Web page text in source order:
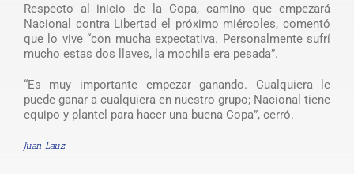
Respecto al inicio de la Copa, camino que empezará
Nacional contra Libertad el próximo miércoles, comentó
que lo vive “con mucha expectativa. Personalmente sufrí
mucho estas dos llaves, la mochila era pesada”.
“Es muy importante empezar ganando. Cualquiera le
puede ganar a cualquiera en nuestro grupo; Nacional tiene
equipo y plantel para hacer una buena Copa”, cerró.
Juan Lauz